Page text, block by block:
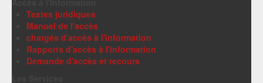
Textes juridiques
Manuel de l'accès
chargés d'accès à l'information
Rapports d'accès à l'information
Demande d'accès et recours